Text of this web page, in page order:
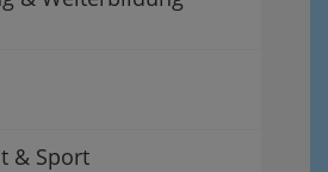
& Sport